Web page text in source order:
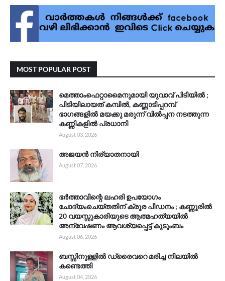
MOST POPULAR POST
മെത്താംഫെറ്റാമൈനുമായി യുവാവ് പിടിയിൽ ;
പിടിയിലായത് കമ്പിൽ, കണ്ണാടിപ്പറമ്പ്
ഭാഗങ്ങളിൽ മയക്കു മരുന്ന് വിൽപ്പന നടത്തുന്ന
കണ്ണികളിൽ പ്രധാനി
August 03, 2026
അജയൻ നിര്യാതനായി
August 07, 2026
ഭർത്താവിന്റെ ലഹരി ഉപയോഗം
ചോദ്യംചെയ്തതിന് ക്രൂര പീഡനം ; കണ്ണൂരിൽ
20 വയസ്സുകാരിയുടെ ആത്മഹത്യയിൽ
അന്വേഷണം ആവശ്യപ്പെട്ട് കുടുംബം
August 06, 2026
ബസ്സിനുള്ളിൽ ഡ്രൈവറെ മരിച്ച നിലയിൽ
കണ്ടെത്തി
August 04, 2026